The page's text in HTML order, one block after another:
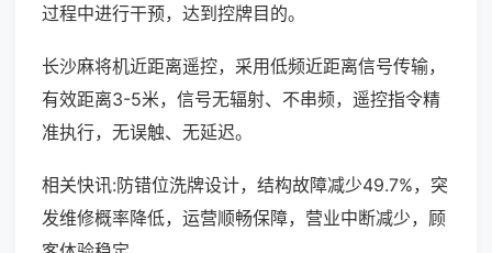
过程中进行干预，达到控牌目的。
长沙麻将机近距离遥控，采用低频近距离信号传输，
有效距离3-5米，信号无辐射、不串频，遥控指令精
准执行，无误触、无延迟。
相关快讯:防错位洗牌设计，结构故障减少49.7%，突
发维修概率降低，运营顺畅保障，营业中断减少，顾